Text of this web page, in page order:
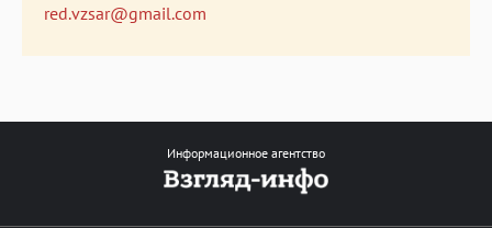
red.vzsar@gmail.com
Информационное агентство